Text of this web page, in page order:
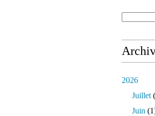
2026
Juillet
Juin